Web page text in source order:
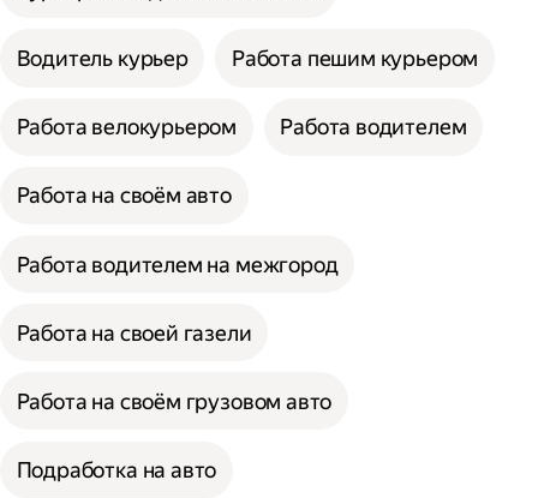
Водитель курьер Работа пешим курьером
Работа велокурьером Работа водителем
Работа на своём авто
Работа водителем на межгород
Работа на своей газели
Работа на своём грузовом авто
Подработка на авто